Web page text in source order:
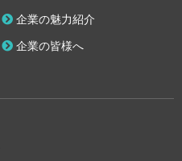
企業の魅力紹介
企業の皆様へ